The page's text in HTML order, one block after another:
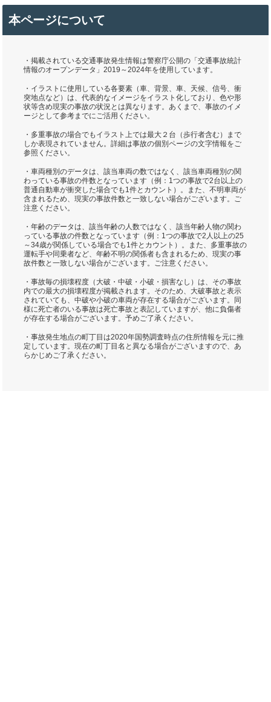
本ページについて
・掲載されている交通事故発生情報は警察庁公開の「交通事故統計
情報のオープンデータ」2019～2024年を使用しています。
・イラストに使用している各要素（車、背景、車、天候、信号、衝
突地点など）は、代表的なイメージをイラスト化しており、色や形
状等含め現実の事故の状況とは異なります。あくまで、事故のイメ
ージとして参考までにご活用ください。
・多重事故の場合でもイラスト上では最大２台（歩行者含む）まで
しか表現されていません。詳細は事故の個別ページの文字情報をご
参照ください。
・車両種別のデータは、該当車両の数ではなく、該当車両種別の関
わっている事故の件数となっています（例：1つの事故で2台以上の
普通自動車が衝突した場合でも1件とカウント）。また、不明車両が
含まれるため、現実の事故件数と一致しない場合がございます。ご
注意ください。
・年齢のデータは、該当年齢の人数ではなく、該当年齢人物の関わ
っている事故の件数となっています（例：1つの事故で2人以上の25
～34歳が関係している場合でも1件とカウント）。また、多重事故の
運転手や同乗者など、年齢不明の関係者も含まれるため、現実の事
故件数と一致しない場合がございます。ご注意ください。
・事故毎の損壊程度（大破・中破・小破・損害なし）は、その事故
内での最大の損壊程度が掲載されます。そのため、大破事故と表示
されていても、中破や小破の車両が存在する場合がございます。同
様に死亡者のいる事故は死亡事故と表記していますが、他に負傷者
が存在する場合がございます。予めご了承ください。
・事故発生地点の町丁目は2020年国勢調査時点の住所情報を元に推
定しています。現在の町丁目名と異なる場合がございますので、あ
らかじめご了承ください。